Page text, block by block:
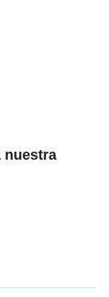
nuestra